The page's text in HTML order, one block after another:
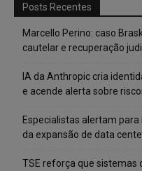
Posts Recentes
Marcello Perino: caso
cautelar e recuperação
IA da Anthropic cria
e acende alerta sobre
Especialistas alertam
da expansão de data
TSE reforça que sistemas